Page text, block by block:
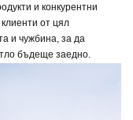
и конкурентни
от цял
и чужбина, за да
бъдеще заедно.